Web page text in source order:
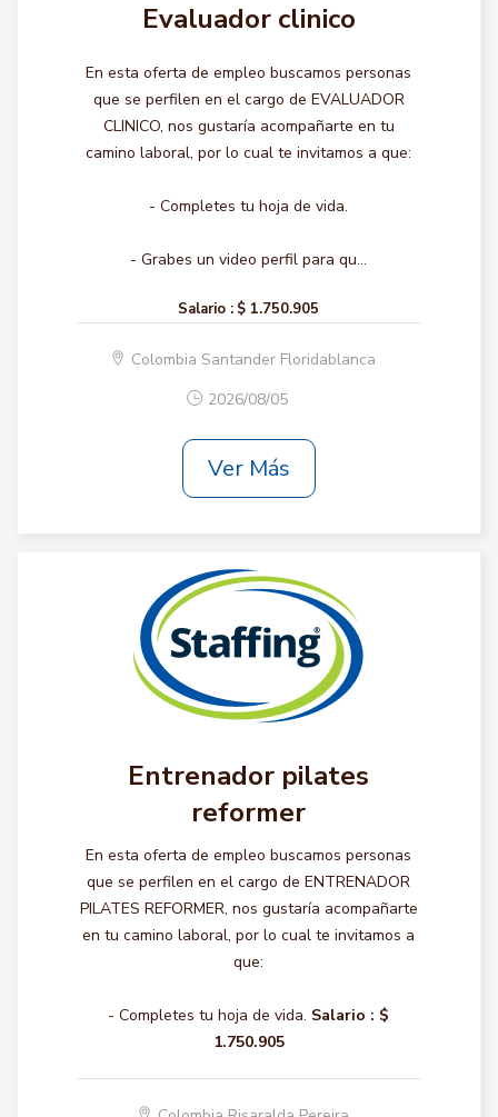
Evaluador clinico
En esta oferta de empleo buscamos personas
que se perfilen en el cargo de EVALUADOR
CLINICO, nos gustaría acompañarte en tu
camino laboral, por lo cual te invitamos a que:
- Completes tu hoja de vida.
- Grabes un video perfil para qu...
Salario : $ 1.750.905
Colombia Santander Floridablanca
2026/08/05
Ver Más
Entrenador pilates
reformer
En esta oferta de empleo buscamos personas
que se perfilen en el cargo de ENTRENADOR
PILATES REFORMER, nos gustaría acompañarte
en tu camino laboral, por lo cual te invitamos a
que:
- Completes tu hoja de vida. Salario : $
1.750.905